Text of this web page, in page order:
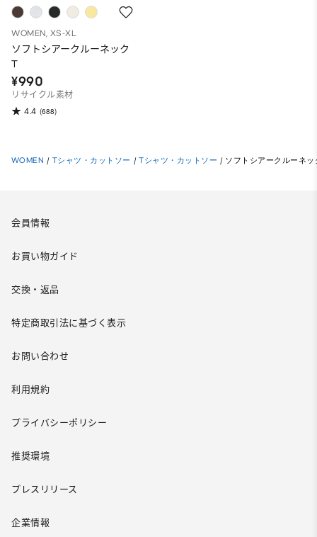
WOMEN, XS-XL
ソフトシアークルーネック
T
¥990
リサイクル素材
4.4 (688)
WOMEN / Tシャツ・カットソー / Tシャツ・カットソー / ソフトシアークルーネッ
会員情報
お買い物ガイド
交換・返品
特定商取引法に基づく表示
お問い合わせ
利用規約
プライバシーポリシー
推奨環境
プレスリリース
企業情報